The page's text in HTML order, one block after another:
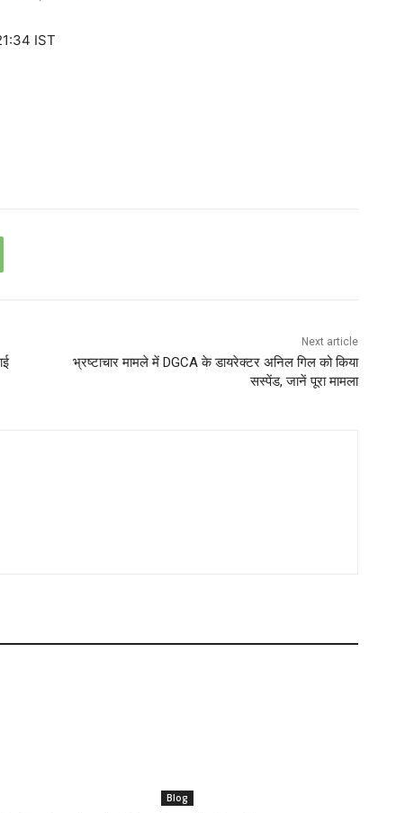
IST
Next article
भ्रष्‍टाचार मामले में DGCA के डायरेक्‍टर अनिल गिल को किया
सस्‍पेंड, जानें पूरा मामला
Blog